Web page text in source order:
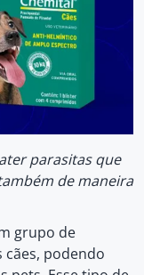
parasitas que
de maneira
grupo de
cães, podendo